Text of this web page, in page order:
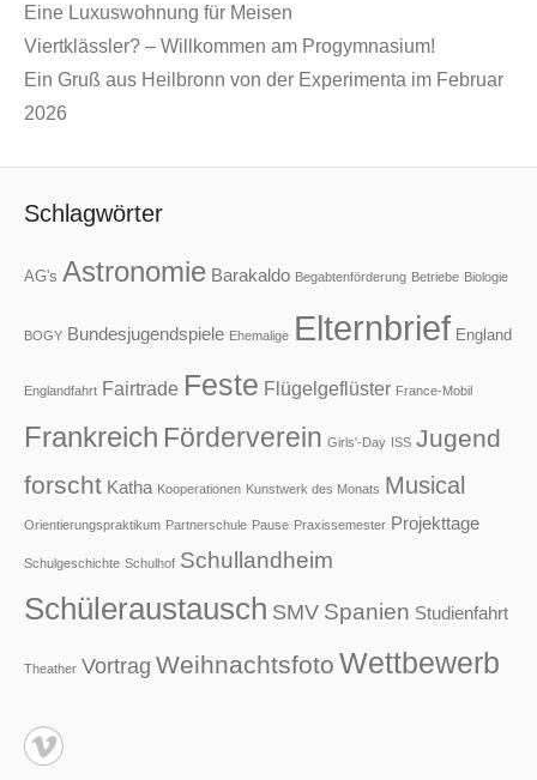
Eine Luxuswohnung für Meisen
Viertklässler? – Willkommen am Progymnasium!
Ein Gruß aus Heilbronn von der Experimenta im Februar
2026
Schlagwörter
AG's Astronomie Barakaldo Begabtenförderung Betriebe Biologie
BOGY Bundesjugendspiele Ehemalige Elternbrief England
Englandfahrt Fairtrade Feste Flügelgeflüster France-Mobil
Frankreich Förderverein Girls'-Day ISS Jugend
forscht Katha Kooperationen Kunstwerk des Monats Musical
Orientierungspraktikum Partnerschule Pause Praxissemester Projekttage
Schulgeschichte Schulhof Schullandheim
Schüleraustausch SMV Spanien Studienfahrt
Theather Vortrag Weihnachtsfoto Wettbewerb